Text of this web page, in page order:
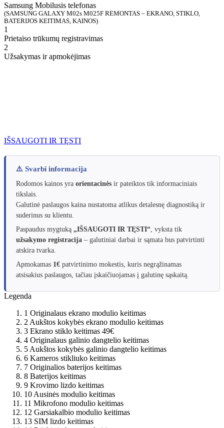
Samsung Mobilusis telefonas
(SAMSUNG GALAXY M02s M025F REMONTAS – EKRANO, STIKLO,
BATERIJOS KEITIMAS, KAINOS)
1
Prietaiso trūkumų registravimas
2
Užsakymas ir apmokėjimas
IŠSAUGOTI IR TĘSTI
⚠️ Svarbi informacija
Rodomos kainos yra orientacinės ir pateiktos tik informaciniais
tikslais.
Galutinė paslaugos kaina nustatoma atlikus detalesnę diagnostiką ir
suderinus su klientu.
Paspaudus mygtuką „IŠSAUGOTI IR TĘSTI“ , vyksta tik
užsakymo registracija – galutiniai darbai ir sąmata bus patvirtinti
atskira tvarka.
Apmokamas 1€ patvirtinimo mokestis, kuris negrąžinamas
atsisakius paslaugos, tačiau įskaičiuojamas į galutinę sąskaitą.
Legenda
1 Originalaus ekrano modulio keitimas
2 Aukštos kokybės ekrano modulio keitimas
3 Ekrano stiklo keitimas 49€
4 Originalaus galinio dangtelio keitimas
5 Aukštos kokybės galinio dangtelio keitimas
6 Kameros stikliuko keitimas
7 Originalios baterijos keitimas
8 Baterijos keitimas
9 Krovimo lizdo keitimas
10 Ausinės modulio keitimas
11 Mikrofono modulio keitimas
12 Garsiakalbio modulio keitimas
13 SIM lizdo keitimas